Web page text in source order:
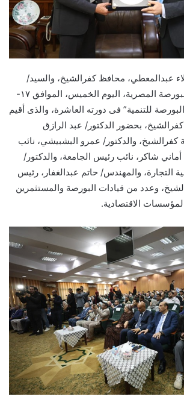
عبدالمعطي، محافظ كفرالشيخ، والسيد/
أحمد الشيخ، رئيس البورصة المصرية، اليوم الخميس، الموافق ١٧-
مؤتمر “البورصة للتنمية” فى دورته العاشرة، والذى أقيم
كفرالشيخ، بحضور الدكتور/ عبد الرازق
والدكتور/ عمرو البشبيشي، نائب
شاكر، نائب رئيس الجامعة، والدكتور/
التجارة، والمهندس/ حاتم عبدالغفار، رئيس
وعدد من قيادات البورصة والمستثمرين
الاقتصادية.